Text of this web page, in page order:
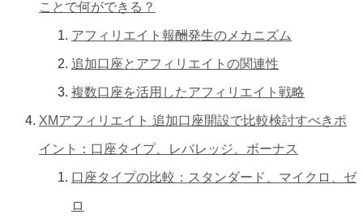
ことで何ができる？
アフィリエイト報酬発生のメカニズム
追加口座とアフィリエイトの関連性
複数口座を活用したアフィリエイト戦略
XMアフィリエイト 追加口座開設で比較検討すべきポ
イント：口座タイプ、レバレッジ、ボーナス
口座タイプの比較：スタンダード、マイクロ、ゼ
ロ